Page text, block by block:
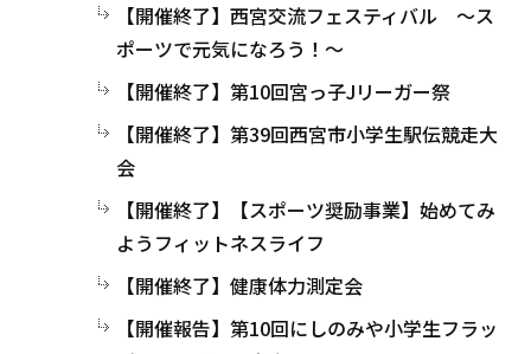
【開催終了】西宮交流フェスティバル ～ス
ポーツで元気になろう！～
【開催終了】第10回宮っ子Jリーガー祭
【開催終了】第39回西宮市小学生駅伝競走大
会
【開催終了】【スポーツ奨励事業】始めてみ
ようフィットネスライフ
【開催終了】健康体力測定会
【開催報告】第10回にしのみや小学生フラッ